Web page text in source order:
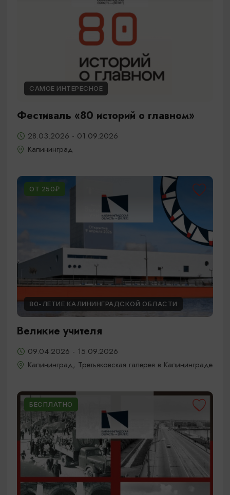
САМОЕ ИНТЕРЕСНОЕ
Фестиваль «80 историй о главном»
28.03.2026 - 01.09.2026
Калининград
ОТ 250₽
80-ЛЕТИЕ КАЛИНИНГРАДСКОЙ ОБЛАСТИ
Великие учителя
09.04.2026 - 15.09.2026
Калининград, Третьяковская галерея в Калининграде
БЕСПЛАТНО